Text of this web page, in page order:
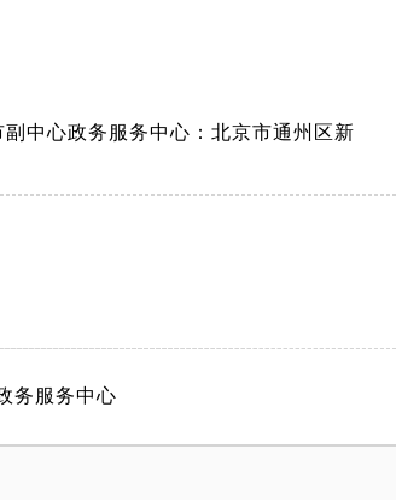
中心政务服务中心：北京市通州区新
务服务中心